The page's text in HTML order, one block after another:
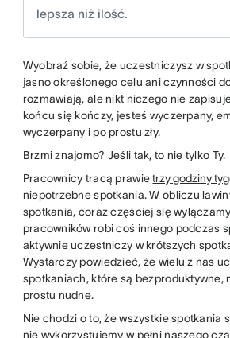
lepsza niż ilość.
Wyobraź sobie, że uczestniczysz w
jasno określonego celu ani czynności
rozmawiają, ale nikt niczego nie
końcu się kończy, jesteś wyczerpany,
wyczerpany i po prostu zły.
Brzmi znajomo? Jeśli tak, to nie tylko Ty.
Pracownicy tracą prawietrzy godziny
niepotrzebne spotkania. W obliczu
spotkania, coraz częściej się
pracowników robi coś innego podczas
aktywnie uczestniczy w krótszych
Wystarczy powiedzieć, że wielu z nas
spotkaniach, które są bezproduktywne,
prostu nudne.
Nie chodzi o to, że wszystkie spotkania
nie wykorzystujemy w pełni naszego